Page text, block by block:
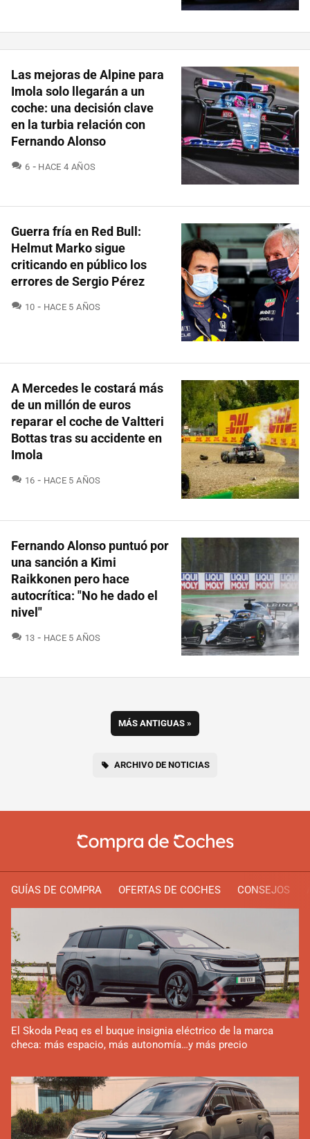
Las mejoras de Alpine para
Imola solo llegarán a un
coche: una decisión clave
en la turbia relación con
Fernando Alonso
6 COMENTARIOS
HACE 4 AÑOS
Guerra fría en Red Bull:
Helmut Marko sigue
criticando en público los
errores de Sergio Pérez
10 COMENTARIOS
HACE 5 AÑOS
A Mercedes le costará más
de un millón de euros
reparar el coche de Valtteri
Bottas tras su accidente en
Imola
16 COMENTARIOS
HACE 5 AÑOS
Fernando Alonso puntuó por
una sanción a Kimi
Raikkonen pero hace
autocrítica: "No he dado el
nivel"
13 COMENTARIOS
HACE 5 AÑOS
MÁS ANTIGUAS »
ARCHIVO DE NOTICIAS
GUÍAS DE COMPRA OFERTAS DE COCHES CONSEJOS
El Skoda Peaq es el buque insignia eléctrico de la marca
checa: más espacio, más autonomía…y más precio